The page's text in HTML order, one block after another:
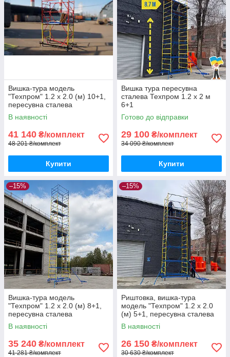
Вишка-тура модель
"Техпром" 1.2 х 2.0 (м) 10+1,
пересувна сталева
В наявності
41 140 ₴/комплект
48 201 ₴/комплект
Купити
Вишка тура пересувна
сталева Техпром 1.2 х 2 м
6+1
Готово до відправки
29 100 ₴/комплект
34 090 ₴/комплект
Купити
–15%
Вишка-тура модель
"Техпром" 1.2 х 2.0 (м) 8+1,
пересувна сталева
В наявності
35 240 ₴/комплект
41 281 ₴/комплект
–15%
Риштовка, вишка-тура
модель "Техпром" 1.2 х 2.0
(м) 5+1, пересувна сталева
В наявності
26 150 ₴/комплект
30 630 ₴/комплект